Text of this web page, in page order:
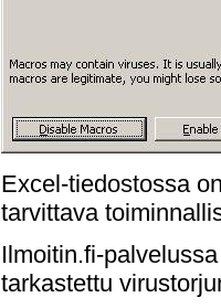
Excel-tiedostossa
tarvittava
Ilmoitin.fi-
tarkastettu